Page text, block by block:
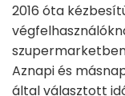
2016 óta
Aznapi és
által választott